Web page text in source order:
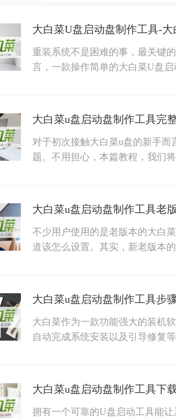
大白菜U盘启动盘制作工具-
重装系统不是困难的事，最关键
言，一款操作简单的大白菜U盘
大白菜u盘启动盘制作工具完
对于初次接触大白菜u盘的新手
题。不用担心，本篇教程，我们
大白菜u盘启动盘制作工具老
不少用户使用的是老版本的大白
道该怎么设置。其实，新老版本
大白菜u盘启动盘制作工具步
大白菜作为一款功能强大的装机
自动完成系统安装以及引导修复
拥有一个可靠的U盘启动工具能